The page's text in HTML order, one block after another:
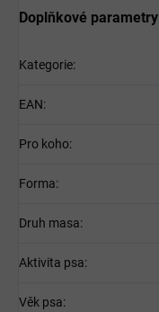
Doplňkové parametry
Kategorie:
EAN:
Pro koho:
Forma:
Druh masa:
Aktivita psa:
Věk psa: